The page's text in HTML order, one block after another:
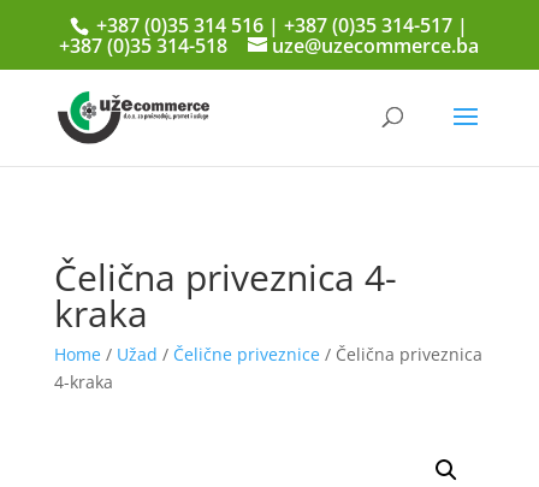
+387 (0)35 314 516 | +387 (0)35 314-517 |
+387 (0)35 314-518 uze@uzecommerce.ba
Čelična priveznica 4-
kraka
Home/ Užad / Čelične priveznice/ Čelična priveznica
4-kraka